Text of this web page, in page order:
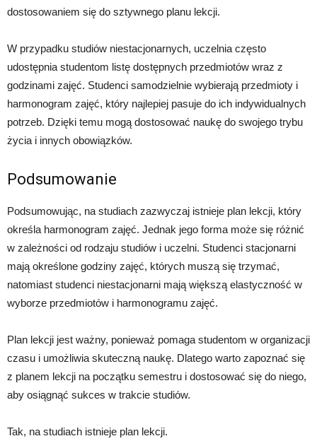
dostosowaniem się do sztywnego planu lekcji.
W przypadku studiów niestacjonarnych, uczelnia często
udostępnia studentom listę dostępnych przedmiotów wraz z
godzinami zajęć. Studenci samodzielnie wybierają przedmioty i
harmonogram zajęć, który najlepiej pasuje do ich indywidualnych
potrzeb. Dzięki temu mogą dostosować naukę do swojego trybu
życia i innych obowiązków.
Podsumowanie
Podsumowując, na studiach zazwyczaj istnieje plan lekcji, który
określa harmonogram zajęć. Jednak jego forma może się różnić
w zależności od rodzaju studiów i uczelni. Studenci stacjonarni
mają określone godziny zajęć, których muszą się trzymać,
natomiast studenci niestacjonarni mają większą elastyczność w
wyborze przedmiotów i harmonogramu zajęć.
Plan lekcji jest ważny, ponieważ pomaga studentom w organizacji
czasu i umożliwia skuteczną naukę. Dlatego warto zapoznać się
z planem lekcji na początku semestru i dostosować się do niego,
aby osiągnąć sukces w trakcie studiów.
Tak, na studiach istnieje plan lekcji.